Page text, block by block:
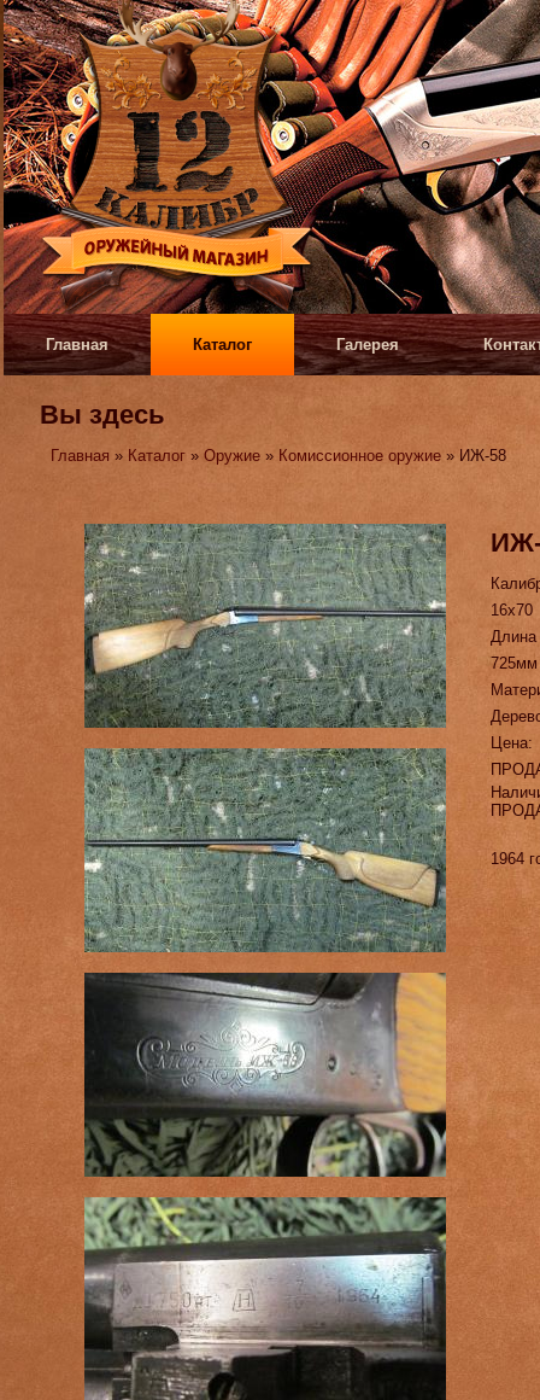
Главная Каталог Галерея
Вы здесь
Главная » Каталог »Оружие » Комиссионное оружие » ИЖ-58
16х70
725мм
Цена:
1964